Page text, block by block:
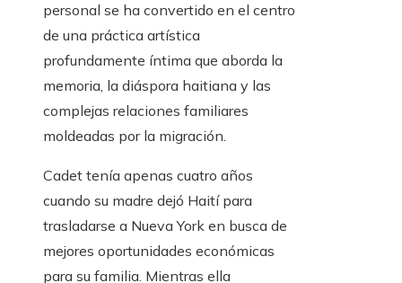
personal se ha convertido en el centro
de una práctica artística
profundamente íntima que aborda la
memoria, la diáspora haitiana y las
complejas relaciones familiares
moldeadas por la migración.
Cadet tenía apenas cuatro años
cuando su madre dejó Haití para
trasladarse a Nueva York en busca de
mejores oportunidades económicas
para su familia. Mientras ella